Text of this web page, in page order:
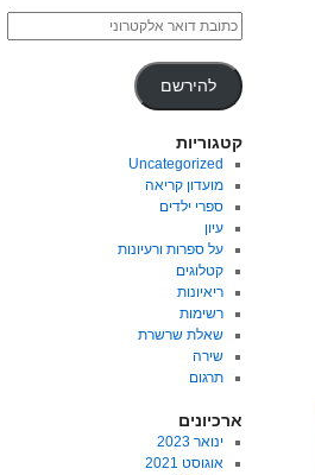
להירשם
קטגוריות
Uncategorized
מועדון קריאה
ספרי ילדים
עיון
על ספרות ורעיונות
קטלוגים
ריאיונות
רשימות
שאלת שרשרת
שירה
תרגום
ארכיונים
ינואר 2023
אוגוסט 2021